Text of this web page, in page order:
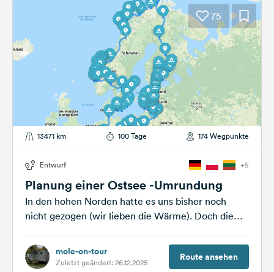
75
13471 km 100 Tage 174 Wegpunkte
Entwurf +5
Planung einer Ostsee -Umrundung
In den hohen Norden hatte es uns bisher noch
nicht gezogen (wir lieben die Wärme). Doch die
mole-on-tour
Zuletzt geändert: 26.12.2025 Route ansehen